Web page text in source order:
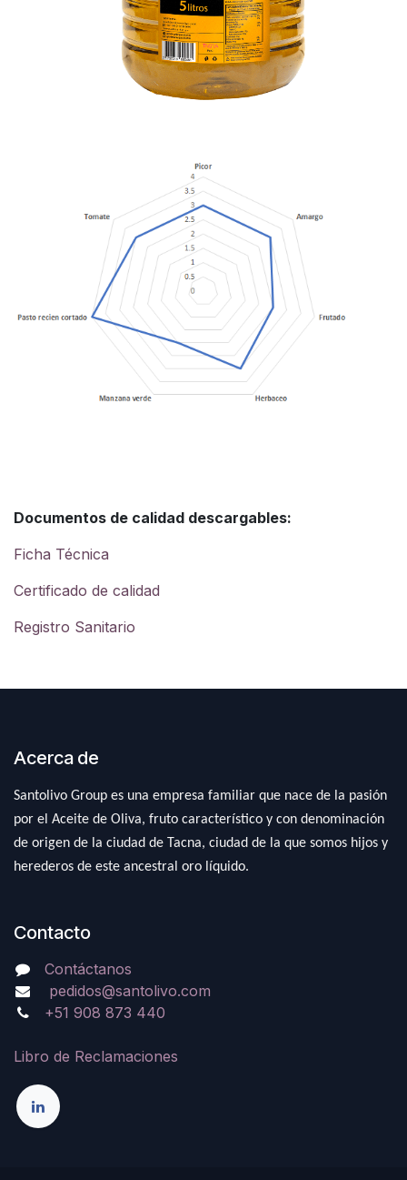
Documentos de calidad descargables:
Ficha Técnica
Certificado de calidad
Registro Sanitario
Acerca de
Santolivo Group es una empresa familiar que nace de la pasión
por el Aceite de Oliva, fruto característico y con denominación
de origen de la ciudad de Tacna, ciudad de la que somos hijos y
herederos de este ancestral oro líquido.
Contacto
Contáctanos
pedidos@santolivo.com
+51 908 873 440
Libro de Reclamaciones